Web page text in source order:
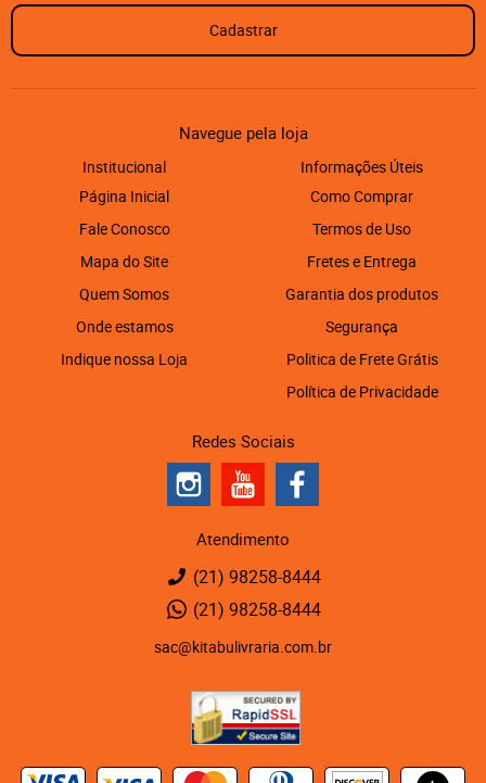
Cadastrar
Navegue pela loja
Institucional
Página Inicial
Fale Conosco
Mapa do Site
Quem Somos
Onde estamos
Indique nossa Loja
Informações Úteis
Como Comprar
Termos de Uso
Fretes e Entrega
Garantia dos produtos
Segurança
Politica de Frete Grátis
Política de Privacidade
Redes Sociais
Atendimento
(21) 98258-8444
(21) 98258-8444
sac@kitabulivraria.com.br